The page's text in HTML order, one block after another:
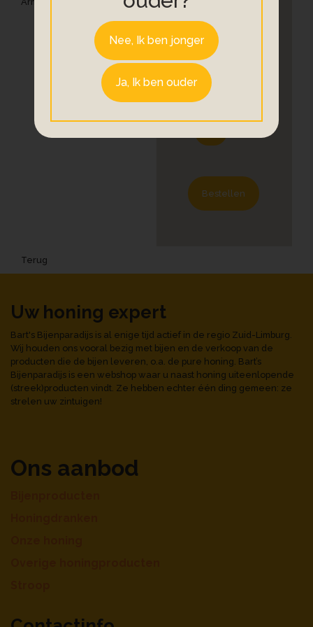
€ 11,99
Aantal
Bestellen
Terug
Uw honing expert
Bart's Bijenparadijs is al enige tijd actief in de regio Zuid-Limburg.
Wij houden ons vooral bezig met bijen en de verkoop van de
producten die de bijen leveren, o.a. de pure honing. Bart’s
Bijenparadijs is een webshop waar u naast honing uiteenlopende
(streek)producten vindt. Ze hebben echter één ding gemeen: ze
strelen uw zintuigen!
Ons aanbod
Nee, Ik ben jonger
Ja, Ik ben ouder